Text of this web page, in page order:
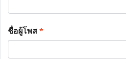
ชื่อผู้โพส*